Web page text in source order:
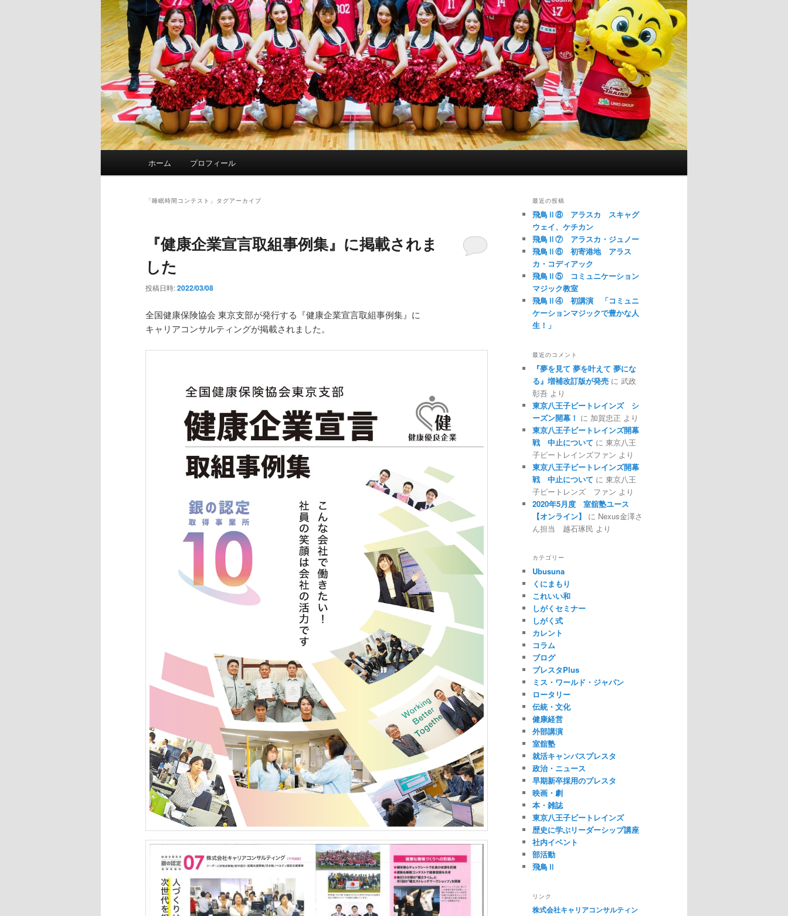
ホーム プロフィール
「睡眠時間コンテスト 」タグアーカイブ
『健康企業宣言取組事例集』に掲載されま
した
投稿日時:2022/03/08
全国健康保険協会 東京支部が発行する『健康企業宣言取組事例集』に
キャリアコンサルティングが掲載されました。
最近の投稿
飛鳥Ⅱ⑧ アラスカ スキャグ
ウェイ、ケチカン
飛鳥Ⅱ⑦ アラスカ・ジュノー
飛鳥Ⅱ⑥ 初寄港地 アラス
カ・コディアック
飛鳥Ⅱ⑤ コミュニケーション
マジック教室
飛鳥Ⅱ④ 初講演 「コミュニ
ケーションマジックで豊かな人
生！」
最近のコメント
『夢を見て 夢を叶えて 夢にな
る』増補改訂版が発売 に 武政
彰吾 より
東京八王子ビートレインズ シ
ーズン開幕！ に 加賀忠正 より
東京八王子ビートレインズ開幕
戦 中止について に 東京八王
子ビートレインズファン より
東京八王子ビートレインズ開幕
戦 中止について に 東京八王
子ビートレンズ ファン より
2020年5月度 室舘塾ユース
【オンライン】
に Nexus金澤さ
ん担当 越石琢民 より
カテゴリー
Ubusuna
くにまもり
これいい和
しがくセミナー
しがく式
カレント
コラム
ブログ
プレスタPlus
ミス・ワールド・ジャパン
ロータリー
伝統・文化
健康経営
外部講演
室舘塾
就活キャンパスプレスタ
政治・ニュース
早期新卒採用のプレスタ
映画・劇
本・雑誌
東京八王子ビートレインズ
歴史に学ぶリーダーシップ講座
社内イベント
部活動
飛鳥Ⅱ
リンク
株式会社キャリアコンサルティン